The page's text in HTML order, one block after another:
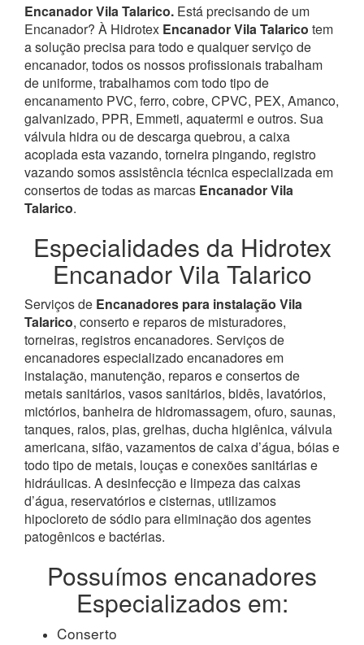
Encanador Vila Talarico. Está precisando de um
Encanador? À Hidrotex Encanador Vila Talarico tem
a solução precisa para todo e qualquer serviço de
encanador, todos os nossos profissionais trabalham
de uniforme, trabalhamos com todo tipo de
encanamento PVC, ferro, cobre, CPVC, PEX, Amanco,
galvanizado, PPR, Emmeti, aquatermi e outros. Sua
válvula hidra ou de descarga quebrou, a caixa
acoplada esta vazando, torneira pingando, registro
vazando somos assistência técnica especializada em
consertos de todas as marcas Encanador Vila
Talarico.
Especialidades da Hidrotex
Encanador Vila Talarico
Serviços de Encanadores para instalação Vila
Talarico, conserto e reparos de misturadores,
torneiras, registros encanadores. Serviços de
encanadores especializado encanadores em
instalação, manutenção, reparos e consertos de
metais sanitários, vasos sanitários, bidês, lavatórios,
mictórios, banheira de hidromassagem, ofuro, saunas,
tanques, ralos, pias, grelhas, ducha higiênica, válvula
americana, sifão, vazamentos de caixa d’água, bóias e
todo tipo de metais, louças e conexões sanitárias e
hidráulicas. A desinfecção e limpeza das caixas
d’água, reservatórios e cisternas, utilizamos
hipocloreto de sódio para eliminação dos agentes
patogênicos e bactérias.
Possuímos encanadores
Especializados em:
Conserto